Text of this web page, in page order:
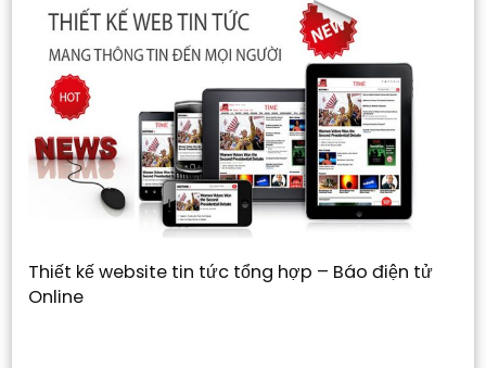
Thiết kế website tin tức tổng hợp – Báo điện tử
Online